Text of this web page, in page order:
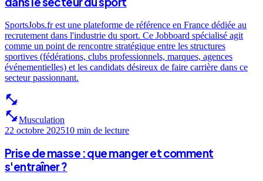
SportsJobs.fr est une plateforme de référence en France dédiée au
recrutement dans l'industrie du sport. Ce Jobboard spécialisé agit
comme un point de rencontre stratégique entre les structures
sportives (fédérations, clubs professionnels, marques, agences
événementielles) et les candidats désireux de faire carrière dans ce
secteur passionnant.
fitness_center
fitness_centerMusculation
22 octobre 202510 min de lecture
Prise de masse : que manger et comment
s'entraîner ?